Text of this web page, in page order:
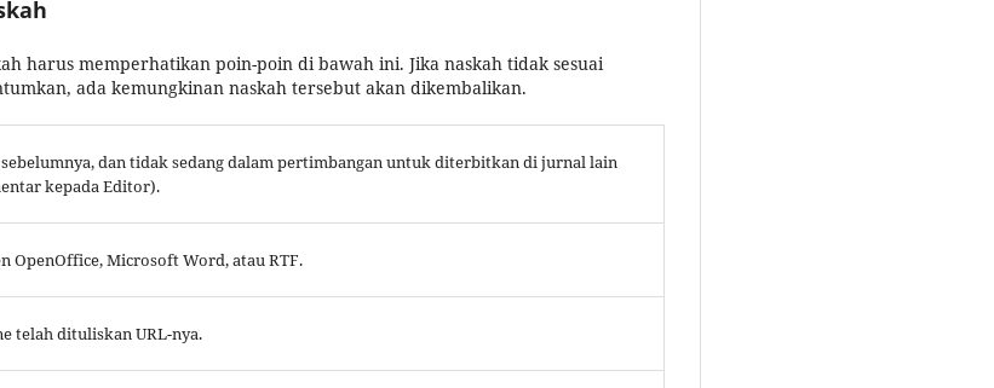
harus memperhatikan poin-poin di bawah ini. Jika naskah tidak sesuai
ada kemungkinan naskah tersebut akan dikembalikan.
dan tidak sedang dalam pertimbangan untuk diterbitkan di jurnal lain
kepada Editor).
OpenOffice, Microsoft Word, atau RTF.
telah dituliskan URL-nya.